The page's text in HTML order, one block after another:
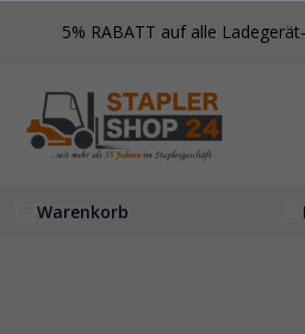
springen
5% RABATT auf alle
Warenkorb